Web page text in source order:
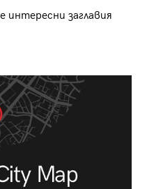
интересни заглавия